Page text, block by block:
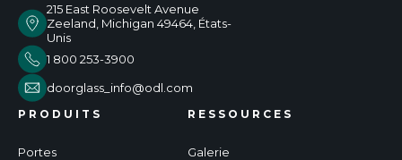
215 East Roosevelt Avenue
Zeeland, Michigan 49464, États-
Unis
1 800 253-3900
doorglass_info@odl.com
PRODUITS
Portes
RESSOURCES
Galerie